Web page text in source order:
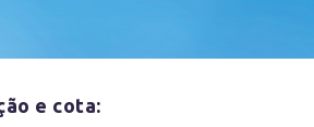
e cota: